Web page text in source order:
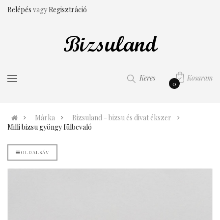
Belépés vagyRegisztráció
Kosaram
0
Keres
Márka
Bizsuland - bizsu és divat ékszer
Milli bizsu gyöngy fülbevaló
OLDALSÁV